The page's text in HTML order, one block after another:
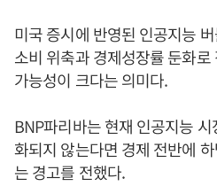
미국 증시에 반영된 인공지능
소비 위축과 경제성장률 둔화
가능성이 크다는 의미다.
BNP파리바는 현재 인공지능
화되지 않는다면 경제 전반에
는 경고를 전했다.